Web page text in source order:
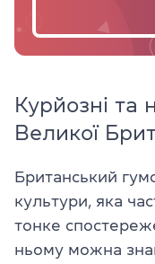
Курйозні та
Великої
Британський
культури, яка
тонке
ньому можна